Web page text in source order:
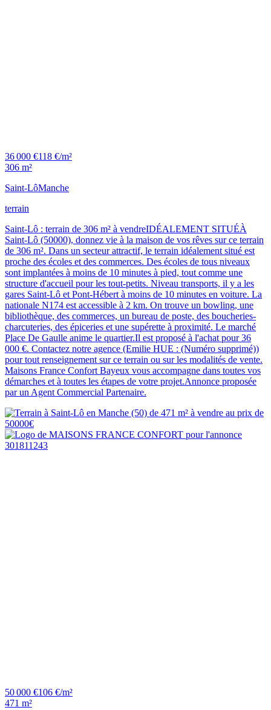
36 000 €118 €/m²
306 m²
Saint-LôManche
terrain
Saint-Lô : terrain de 306 m² à vendreIDÉALEMENT SITUÉÀ
Saint-Lô (50000), donnez vie à la maison de vos rêves sur ce terrain
de 306 m². Dans un secteur attractif, le terrain idéalement situé est
proche des écoles et des commerces. Des écoles de tous niveaux
sont implantées à moins de 10 minutes à pied, tout comme une
structure d'accueil pour les tout-petits. Niveau transports, il y a les
gares Saint-Lô et Pont-Hébert à moins de 10 minutes en voiture. La
nationale N174 est accessible à 2 km. On trouve un bowling, une
bibliothèque, des commerces, un bureau de poste, des boucheries-
charcuteries, des épiceries et une supérette à proximité. Le marché
Place De Gaulle anime le quartier.Il est proposé à l'achat pour 36
000 €. Contactez notre agence (Emilie HUE : (Numéro supprimé))
pour tout renseignement sur ce terrain ou sur les modalités de vente.
Maisons France Confort Bayeux vous accompagne dans toutes vos
démarches et à toutes les étapes de votre projet.Annonce proposée
par un Agent Commercial Partenaire.
50 000 €106 €/m²
471 m²